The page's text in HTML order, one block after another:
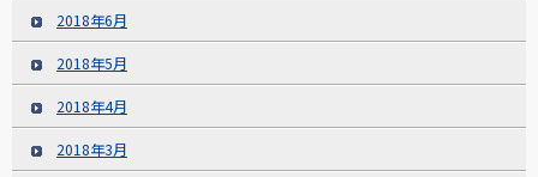
2018年6月
2018年5月
2018年4月
2018年3月